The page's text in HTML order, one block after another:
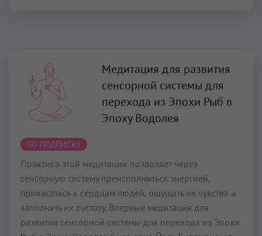
сенсорной системы для
перехода из Эпохи Рыб в
Эпоху Водолея
ПО ПОДПИСКЕ
Практика этой медитации позволяет через
прикасаться к сердцам людей, ощущать их чувства и
заполнять их пустоту. Впервые медитация для
развития сенсорной системы для перехода из Эпохи
Рыб в Эпоху Водолея была дана Йоги Бхаджаном в
августе 2000 года.